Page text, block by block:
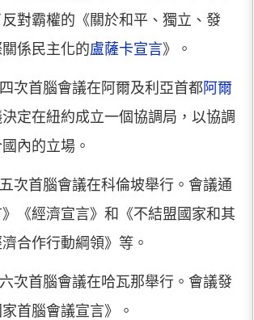
對霸權的《關於和平、獨立、發
係民主化的盧薩卡宣言》。
次首腦會議在阿爾及利亞首都 阿爾
定在紐約成立一個協調局，以協調
內的立場。
次首腦會議在科倫坡舉行。會議通
《經濟宣言》和《不結盟國家和其
合作行動綱領》等。
次首腦會議在哈瓦那舉行。會議發
首腦會議宣言》。